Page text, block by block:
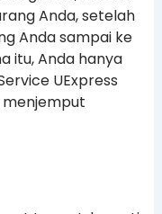
Anda, setelah
Anda sampai ke
itu, Anda hanya
UExpress